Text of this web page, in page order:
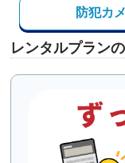
防犯カ
レンタルプラン